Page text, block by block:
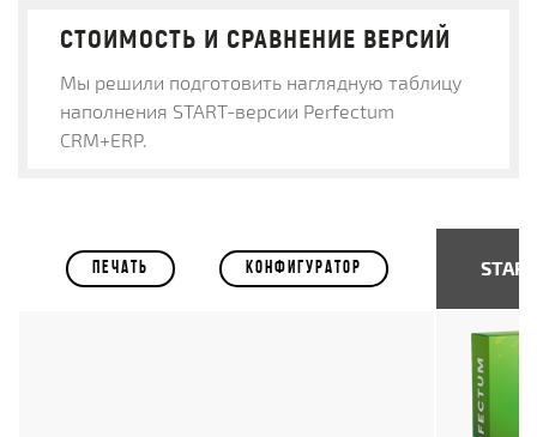
СТОИМОСТЬ И СРАВНЕНИЕ ВЕРСИЙ
Мы решили подготовить наглядную таблицу
наполнения START-версии Perfectum
CRM+ERP.
ПЕЧАТЬ КОНФИГУРАТОР